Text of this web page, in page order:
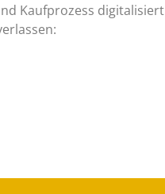
Kaufprozess digitalisiert